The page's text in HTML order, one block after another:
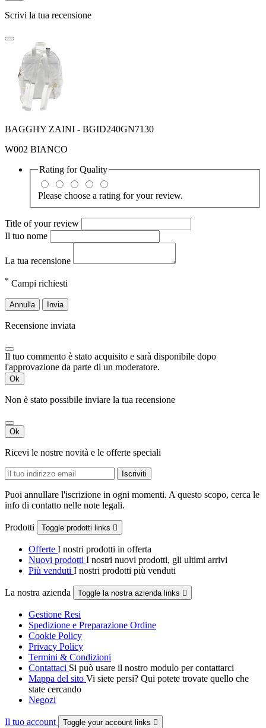
Scrivi la tua recensione
BAGGHY ZAINI - BGID240GN7130
W002 BIANCO
Rating forQuality
Please choose a rating for your review.
Title of your review
Il tuo nome
La tua recensione
* Campi richiesti
Annulla Invia
Recensione inviata
Il tuo commento è stato acquisito e sarà disponibile dopo
l'approvazione da parte di un moderatore.
Ok
Non è stato possibile inviare la tua recensione
Ok
Ricevi le nostre novità e le offerte speciali
Puoi annullare l'iscrizione in ogni momenti. A questo scopo, cerca le
info di contatto nelle note legali.
Prodotti Toggle prodotti links 
Offerte I nostri prodotti in offerta
Nuovi prodotti I nostri nuovi prodotti, gli ultimi arrivi
Più venduti I nostri prodotti più venduti
La nostra azienda Toggle la nostra azienda links 
Gestione Resi
Spedizione e Preparazione Ordine
Cookie Policy
Privacy Policy
Termini & Condizioni
Contattaci Si può usare il nostro modulo per contattarci
Mappa del sito Vi siete persi? Qui potete trovate quello che
state cercando
Negozi
Il tuo account Toggle your account links 